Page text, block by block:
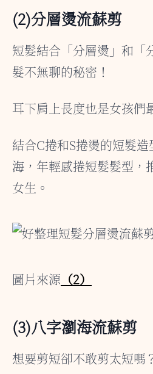
(2)分層燙流蘇剪
短髮結合「分層燙」和「
髮不無聊的秘密！
耳下肩上長度也是女孩們
結合C捲和S捲燙的短髮
海，年輕感捲短髮髮型，
女生。
圖片來源 （2）
(3)八字瀏海流蘇剪
想要剪短卻不敢剪太短嗎